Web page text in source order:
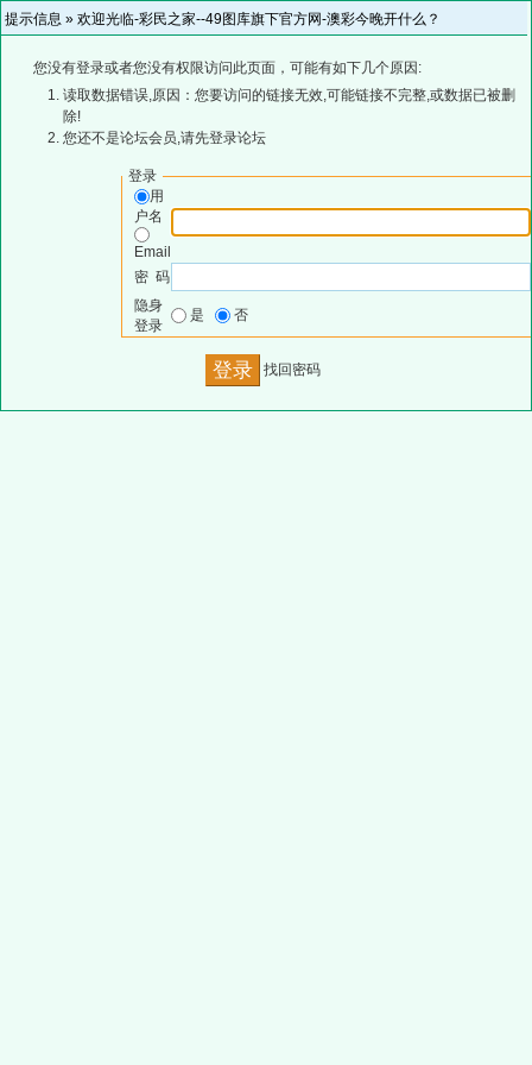
提示信息 » 欢迎光临-彩民之家--49图库旗下官方网-澳彩今晚开什么？
您没有登录或者您没有权限访问此页面，可能有如下几个原因:
读取数据错误,原因：您要访问的链接无效,可能链接不完整,或数据已被删
除!
您还不是论坛会员,请先登录论坛
登录
用
户名
Email
密 码
隐身
登录
是 否
找回密码